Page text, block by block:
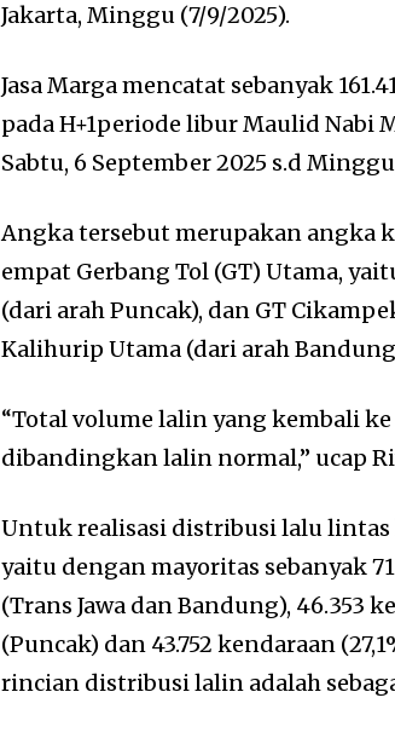
Jakarta, Minggu (7/9/2025).
Jasa Marga mencatat sebanyak
pada H+1periode libur Maulid Nabi
Sabtu, 6 September 2025 s.d
Angka tersebut merupakan angka
empat Gerbang Tol (GT) Utama,
(dari arah Puncak), dan GT
Kalihurip Utama (dari arah
“Total volume lalin yang kembali
dibandingkan lalin normal,” ucap
Untuk realisasi distribusi lalu lintas
yaitu dengan mayoritas sebanyak
(Trans Jawa dan Bandung), 46.353
(Puncak) dan 43.752 kendaraan
rincian distribusi lalin adalah